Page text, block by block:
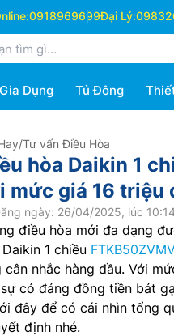
0918969699Đại Lý:
Dụng Tủ Đông
/Tư vấn Điều Hòa
hòa Daikin 1
mức giá 16 triệu
ngày: 26/04/2025, lúc 10:14
điều hòa mới đa dạng
1 chiều
nhắc hàng đầu. Với
có đáng đồng tiền bát
đây để có cái nhìn tổng
định nhé.